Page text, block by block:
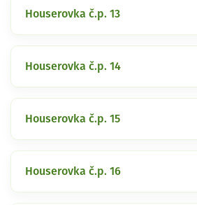
Houserovka č.p. 13
Houserovka č.p. 14
Houserovka č.p. 15
Houserovka č.p. 16